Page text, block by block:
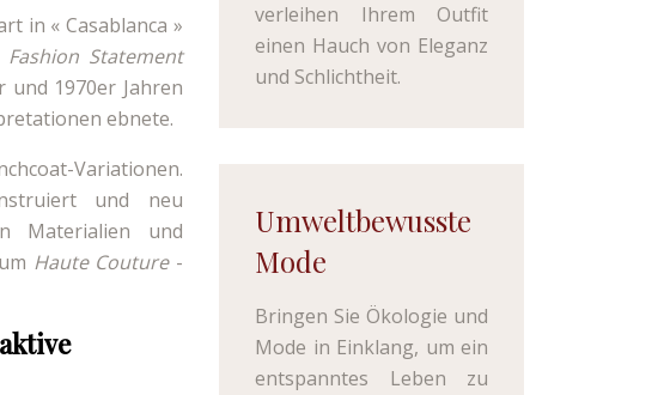
in « Casablanca »
Fashion Statement
und 1970er Jahren
ebnete.
Variationen.
und neu
Materialien und
Haute Couture -
verleihen Ihrem Outfit
einen Hauch von Eleganz
und Schlichtheit.
Umweltbewusste
Mode
Bringen Sie Ökologie und
Mode in Einklang, um ein
entspanntes Leben zu